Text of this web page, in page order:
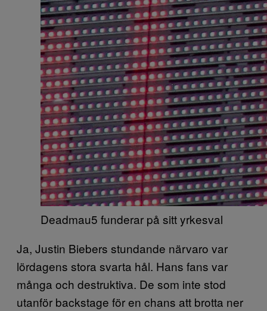
Deadmau5 funderar på sitt yrkesval
Ja, Justin Biebers stundande närvaro var
lördagens stora svarta hål. Hans fans var
många och destruktiva. De som inte stod
utanför backstage för en chans att brotta ner